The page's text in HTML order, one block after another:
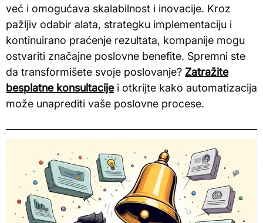
već i omogućava skalabilnost i inovacije. Kroz
pažljiv odabir alata, strategku implementaciju i
kontinuirano praćenje rezultata, kompanije mogu
ostvariti značajne poslovne benefite. Spremni ste
da transformišete svoje poslovanje? Zatražite
besplatne konsultacijei otkrijte kako automatizacija
može unaprediti vaše poslovne procese.